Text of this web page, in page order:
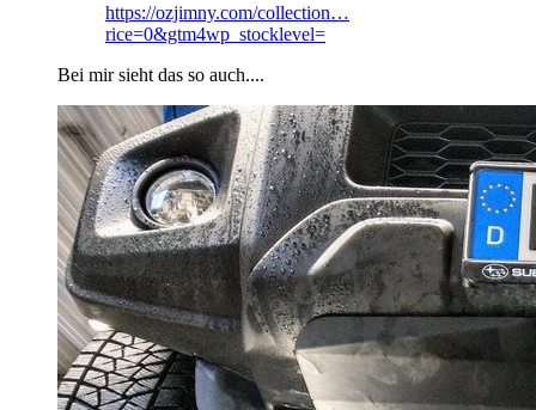
https://ozjimny.com/collection…
rice=0&gtm4wp_stocklevel=
Bei mir sieht das so auch....